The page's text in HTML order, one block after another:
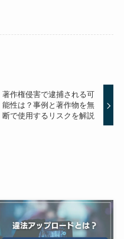
著作権侵害で逮捕される可
能性は？事例と著作物を無
断で使用するリスクを解説